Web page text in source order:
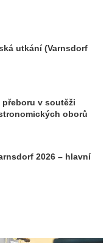
utkání (Varnsdorf
v soutěži
oborů
2026 – hlavní